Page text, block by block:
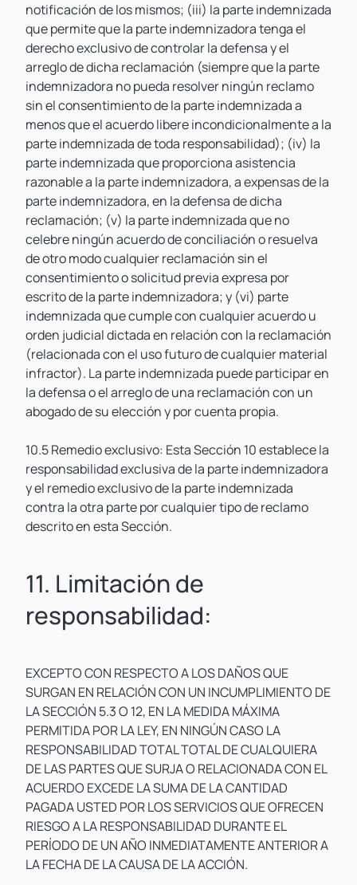
notificación de los mismos; (iii) la parte indemnizada
que permite que la parte indemnizadora tenga el
derecho exclusivo de controlar la defensa y el
arreglo de dicha reclamación (siempre que la parte
indemnizadora no pueda resolver ningún reclamo
sin el consentimiento de la parte indemnizada a
menos que el acuerdo libere incondicionalmente a la
parte indemnizada de toda responsabilidad); (iv) la
parte indemnizada que proporciona asistencia
razonable a la parte indemnizadora, a expensas de la
parte indemnizadora, en la defensa de dicha
reclamación; (v) la parte indemnizada que no
celebre ningún acuerdo de conciliación o resuelva
de otro modo cualquier reclamación sin el
consentimiento o solicitud previa expresa por
escrito de la parte indemnizadora; y (vi) parte
indemnizada que cumple con cualquier acuerdo u
orden judicial dictada en relación con la reclamación
(relacionada con el uso futuro de cualquier material
infractor). La parte indemnizada puede participar en
la defensa o el arreglo de una reclamación con un
abogado de su elección y por cuenta propia.
10.5 Remedio exclusivo: Esta Sección 10 establece la
responsabilidad exclusiva de la parte indemnizadora
y el remedio exclusivo de la parte indemnizada
contra la otra parte por cualquier tipo de reclamo
descrito en esta Sección.
11. Limitación de
responsabilidad:
EXCEPTO CON RESPECTO A LOS DAÑOS QUE
SURGAN EN RELACIÓN CON UN INCUMPLIMIENTO DE
LA SECCIÓN 5.3 O 12, EN LA MEDIDA MÁXIMA
PERMITIDA POR LA LEY, EN NINGÚN CASO LA
RESPONSABILIDAD TOTAL TOTAL DE CUALQUIERA
DE LAS PARTES QUE SURJA O RELACIONADA CON EL
ACUERDO EXCEDE LA SUMA DE LA CANTIDAD
PAGADA USTED POR LOS SERVICIOS QUE OFRECEN
RIESGO A LA RESPONSABILIDAD DURANTE EL
PERÍODO DE UN AÑO INMEDIATAMENTE ANTERIOR A
LA FECHA DE LA CAUSA DE LA ACCIÓN.